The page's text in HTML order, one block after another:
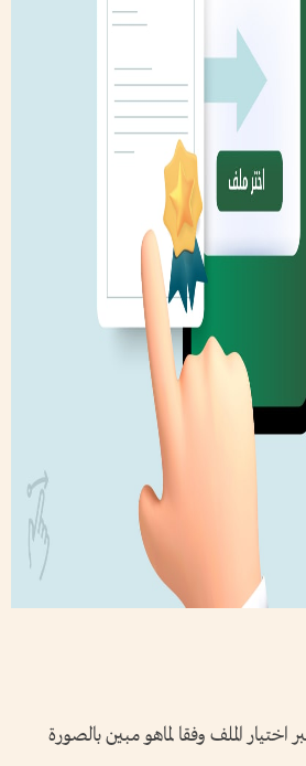
اختيار الملف وفقا لماهو مبين بالصورة